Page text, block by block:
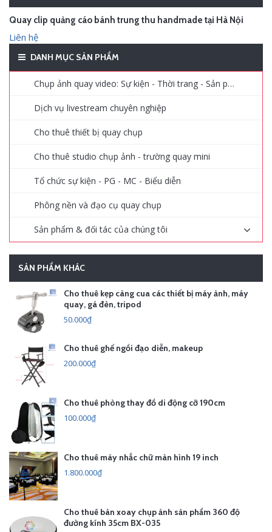
Quay clip quảng cáo bánh trung thu handmade tại Hà Nội
Liên hệ
DANH MỤC SẢN PHẨM
Chụp ảnh quay video: Sự kiện - Thời trang - Sản phẩm - Quảng cáo
Dịch vụ livestream chuyên nghiệp
Cho thuê thiết bị quay chụp
Cho thuê studio chụp ảnh - trường quay mini
Tổ chức sự kiện - PG - MC - Biểu diễn
Phông nền và đạo cụ quay chụp
Sản phẩm & đối tác của chúng tôi
SẢN PHẨM KHÁC
Cho thuê kẹp càng cua các thiết bị máy ảnh, máy
quay, gá đèn, tripod
50.000₫
Cho thuê ghế ngồi đạo diễn, makeup
200.000₫
Cho thuê phòng thay đồ di động cỡ 190cm
100.000₫
Cho thuê máy nhắc chữ màn hình 19 inch
1.800.000₫
Cho thuê bàn xoay chụp ảnh sản phẩm 360 độ
đường kính 35cm BX-035